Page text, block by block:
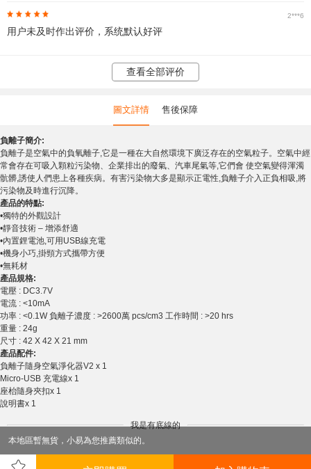
2***6
用户未及时作出评价，系统默认好评
查看全部评价
圖文詳情 售後保障
負離子簡介:
負離子是空氣中的負氧離子,它是一種在大自然環境下廣泛存在的空氣粒子。空氣中經
常會存在可吸入顆粒污染物、企業排出的廢氣、汽車尾氣等,它們會 使空氣變得渾濁
骯髒,誘使人們患上各種疾病。有害污染物大多是顯示正電性,負離子介入正負相吸,將
污染物及時進行沉降。
產品的特點:
•獨特的外觀設計
•靜音技術 – 增添舒適
•內置鋰電池,可用USB線充電
•機身小巧,掛頸方式攜帶方便
•無耗材
產品規格:
電壓 : DC3.7V
電流 : <10mA
功率 : <0.1W 負離子濃度 : >2600萬 pcs/cm3 工作時間 : >20 hrs
重量 : 24g
尺寸 : 42 X 42 X 21 mm
產品配件:
負離子隨身空氣淨化器V2 x 1
Micro-USB 充電線x 1
座枱隨身夾扣x 1
說明書x 1
我是有底線的
本地區暫無貨，小易為您推薦類似的。